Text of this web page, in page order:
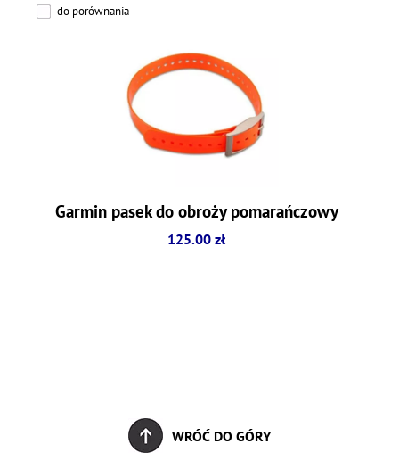
do porównania
Garmin pasek do obroży pomarańczowy
125.00 zł
WRÓĆ DO GÓRY